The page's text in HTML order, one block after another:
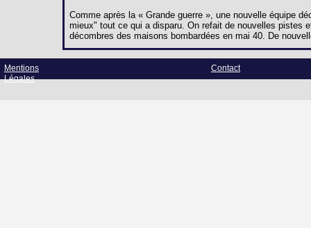
Comme après la « Grande guerre », une nouvelle équipe
mieux" tout ce qui a disparu. On refait de nouvelles pistes
décombres des maisons bombardées en mai 40. De
Mentions
Légales
Contact